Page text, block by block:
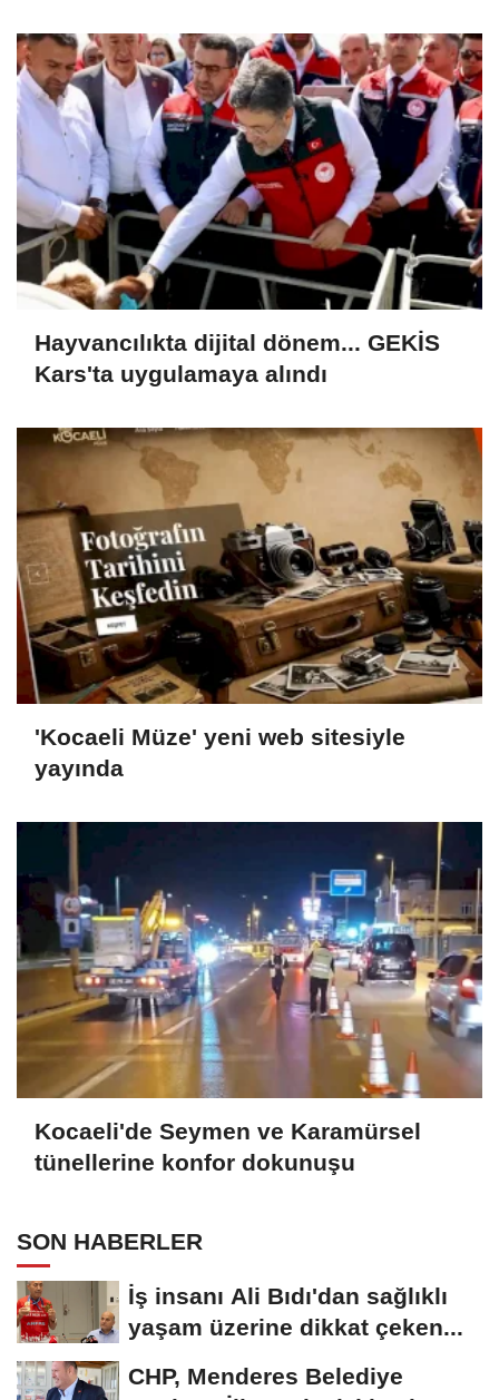
Hayvancılıkta dijital dönem... GEKİS
Kars'ta uygulamaya alındı
'Kocaeli Müze' yeni web sitesiyle
yayında
Kocaeli'de Seymen ve Karamürsel
tünellerine konfor dokunuşu
SON HABERLER
İş insanı Ali Bıdı'dan sağlıklı
yaşam üzerine dikkat çeken...
CHP, Menderes Belediye